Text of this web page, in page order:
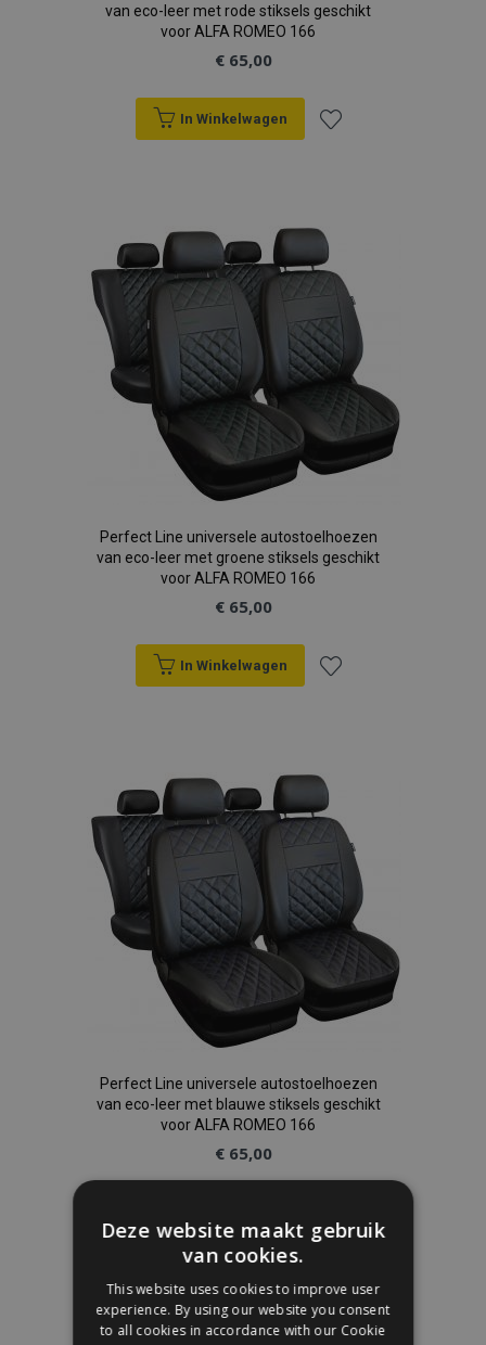
van eco-leer met rode stiksels geschikt
voor ALFA ROMEO 166
€ 65,00
In Winkelwagen
aan
verlanglijst
Perfect Line universele autostoelhoezen
van eco-leer met groene stiksels geschikt
voor ALFA ROMEO 166
€ 65,00
In Winkelwagen
aan
verlanglijst
Perfect Line universele autostoelhoezen
van eco-leer met blauwe stiksels geschikt
voor ALFA ROMEO 166
€ 65,00
toe
aan
Deze website maakt gebruik
van cookies.
This website uses cookies to improve user
experience. By using our website you consent
to all cookies in accordance with our Cookie